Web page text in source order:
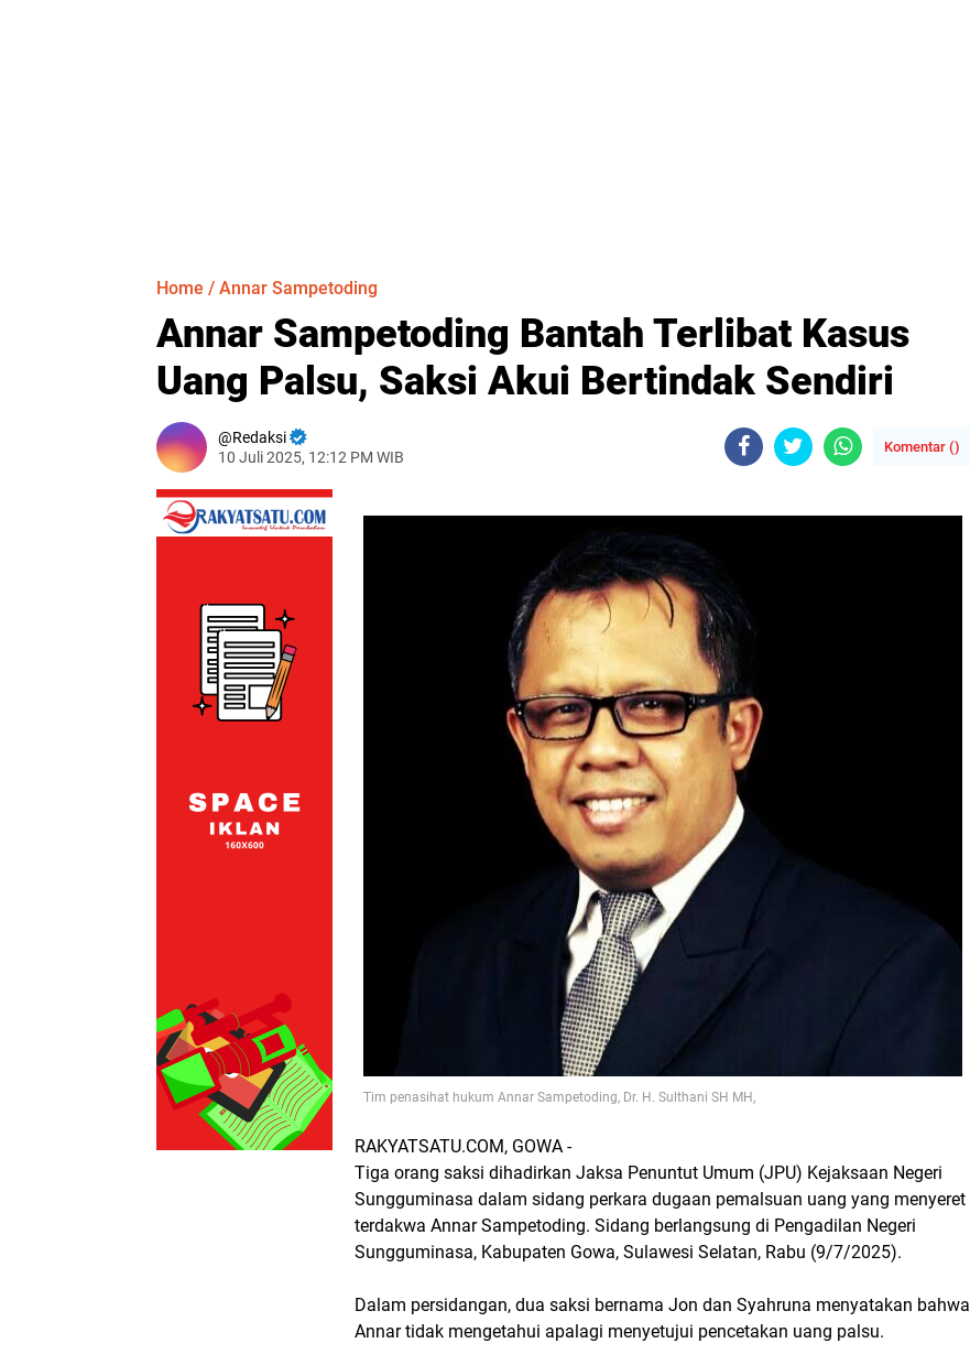
Home / Annar Sampetoding
Annar Sampetoding Bantah Terlibat Kasus
Uang Palsu, Saksi Akui Bertindak Sendiri
Redaksi
10 Juli 2025, 12:12 PM WIB
Komentar ()
Tim penasihat hukum Annar Sampetoding, Dr. H. Sulthani SH MH,
RAKYATSATU.COM, GOWA -
Tiga orang saksi dihadirkan Jaksa Penuntut Umum (JPU) Kejaksaan Negeri
Sungguminasa dalam sidang perkara dugaan pemalsuan uang yang menyeret
terdakwa Annar Sampetoding. Sidang berlangsung di Pengadilan Negeri
Sungguminasa, Kabupaten Gowa, Sulawesi Selatan, Rabu (9/7/2025).
Dalam persidangan, dua saksi bernama Jon dan Syahruna menyatakan bahwa
Annar tidak mengetahui apalagi menyetujui pencetakan uang palsu.